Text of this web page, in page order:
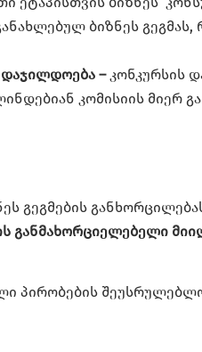
ბიზნეს
დაჯილდოება – კონკურსის
კომისიის მიერ
გეგმების
განმახორციელებელი
პირობების